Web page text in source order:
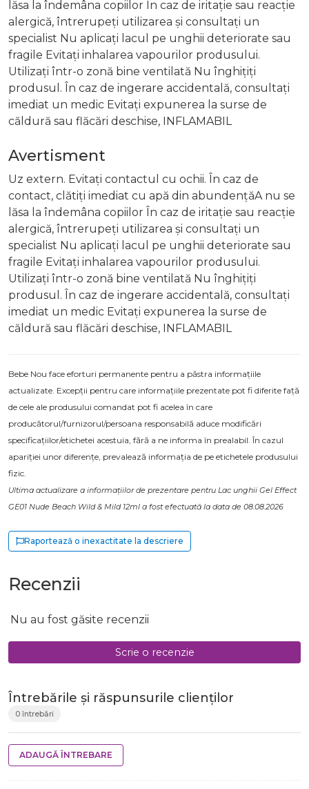
lăsa la îndemâna copiilor În caz de iritație sau reacție
alergică, întrerupeți utilizarea și consultați un
specialist Nu aplicați lacul pe unghii deteriorate sau
fragile Evitați inhalarea vapourilor produsului.
Utilizați într-o zonă bine ventilată Nu înghițiți
produsul. În caz de ingerare accidentală, consultați
imediat un medic Evitați expunerea la surse de
căldură sau flăcări deschise, INFLAMABIL
Avertisment
Uz extern. Evitați contactul cu ochii. În caz de
contact, clătiți imediat cu apă din abundențăA nu se
lăsa la îndemâna copiilor În caz de iritație sau reacție
alergică, întrerupeți utilizarea și consultați un
specialist Nu aplicați lacul pe unghii deteriorate sau
fragile Evitați inhalarea vapourilor produsului.
Utilizați într-o zonă bine ventilată Nu înghițiți
produsul. În caz de ingerare accidentală, consultați
imediat un medic Evitați expunerea la surse de
căldură sau flăcări deschise, INFLAMABIL
Bebe Nou face eforturi permanente pentru a păstra informațiile
actualizate. Excepții pentru care informațiile prezentate pot fi diferite față
de cele ale produsului comandat pot fi acelea în care
producătorul/furnizorul/persoana responsabilă aduce modificări
specificațiilor/etichetei acestuia, fără a ne informa în prealabil. În cazul
apariției unor diferențe, prevalează informația de pe etichetele produsului
fizic.
Ultima actualizare a informațiilor de prezentare pentru Lac unghii Gel Effect
GE01 Nude Beach Wild & Mild 12ml a fost efectuată la data de 08.08.2026
Raportează o inexactitate la descriere
Recenzii
Nu au fost găsite recenzii
Scrie o recenzie
Întrebările și răspunsurile clienților
0 întrebări
ADAUGĂ ÎNTREBARE